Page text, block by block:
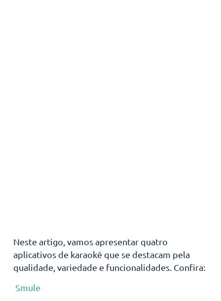
Neste artigo, vamos apresentar quatro
aplicativos de karaokê que se destacam pela
qualidade, variedade e funcionalidades. Confira:
Smule